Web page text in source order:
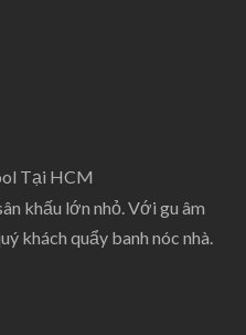
Tại HCM
khấu lớn nhỏ. Với gu âm
khách quẩy banh nóc nhà.